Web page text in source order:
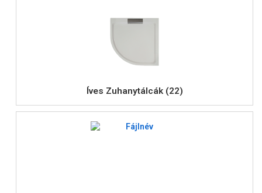
Íves Zuhanytálcák (22)